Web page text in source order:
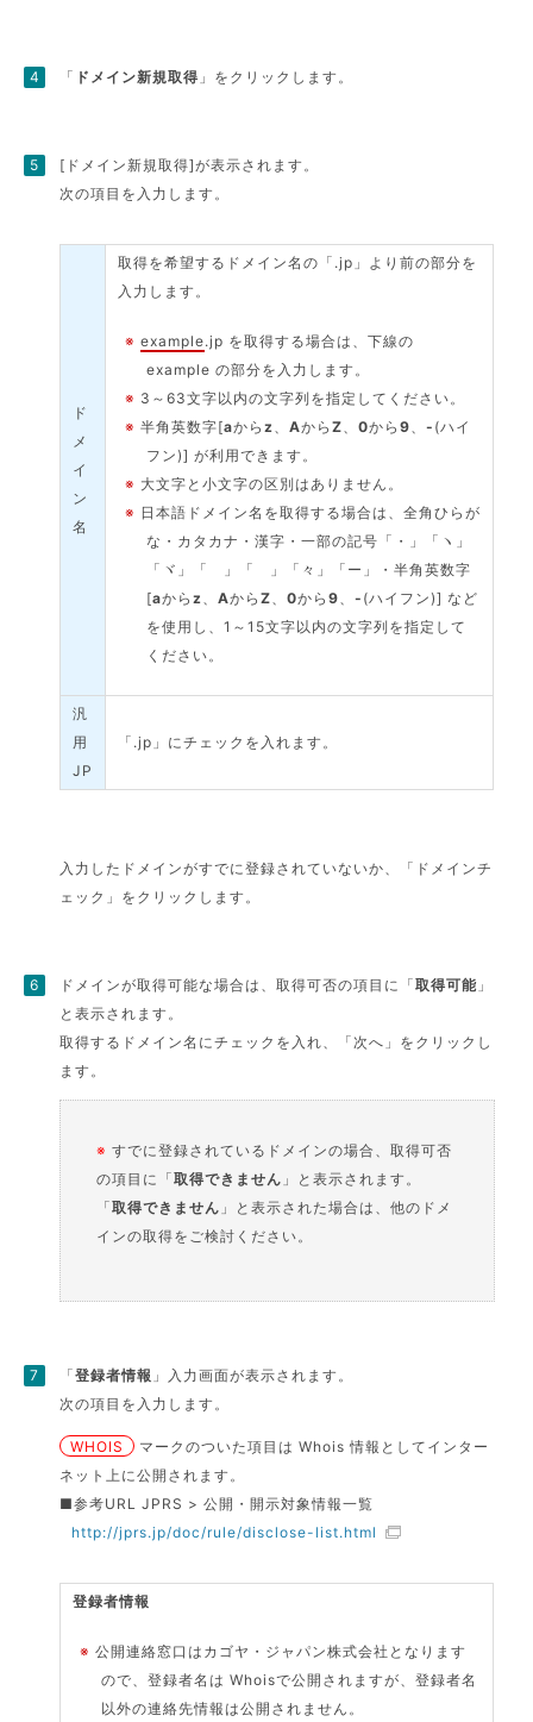
「 ドメイン新規取得 」をクリックします。
[ドメイン新規取得]が表示されます。
次の項目を入力します。
ド
メ
イ
ン
名
取得を希望するドメイン名の「.jp」より前の部分を
入力します。
※example.jp を取得する場合は、下線の
example の部分を入力します。
※ 3～63文字以内の文字列を指定してください。
※半角英数字[aからz、AからZ、0から9、- (ハイ
フン)] が利用できます。
※ 大文字と小文字の区別はありません。
※ 日本語ドメイン名を取得する場合は、全角ひらが
な・カタカナ・漢字・一部の記号「・」「ヽ」
「ヾ」「ゝ」「ゞ」「々」「ー」・半角英数字
[aからz、AからZ、0から9、- (ハイフン)] など
を使用し、1～15文字以内の文字列を指定して
ください。
汎
用
JP
「.jp」にチェックを入れます。
入力したドメインがすでに登録されていないか、「ドメインチ
ェック」をクリックします。
ドメインが取得可能な場合は、取得可否の項目に「取得可能 」
と表示されます。
取得するドメイン名にチェックを入れ、「次へ」をクリックし
ます。
※すでに登録されているドメインの場合、取得可否
の項目に「取得できません 」と表示されます。
「取得できません 」と表示された場合は、他のドメ
インの取得をご検討ください。
「登録者情報 」入力画面が表示されます。
次の項目を入力します。
WHOIS
マークのついた項目は Whois 情報としてインター
ネット上に公開されます。
■参考URL JPRS > 公開・開示対象情報一覧
http://jprs.jp/doc/rule/disclose-list.html
登録者情報
※公開連絡窓口はカゴヤ・ジャパン株式会社となります
ので、登録者名は Whoisで公開されますが、登録者名
以外の連絡先情報は公開されません。